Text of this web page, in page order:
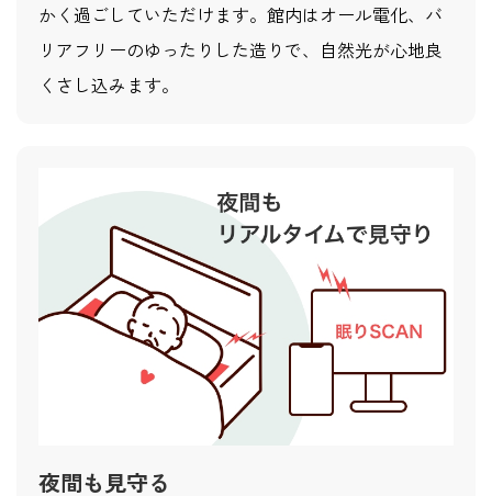
かく過ごしていただけます。館内はオール電化、バ
リアフリーのゆったりした造りで、自然光が心地良
くさし込みます。
夜間も見守る